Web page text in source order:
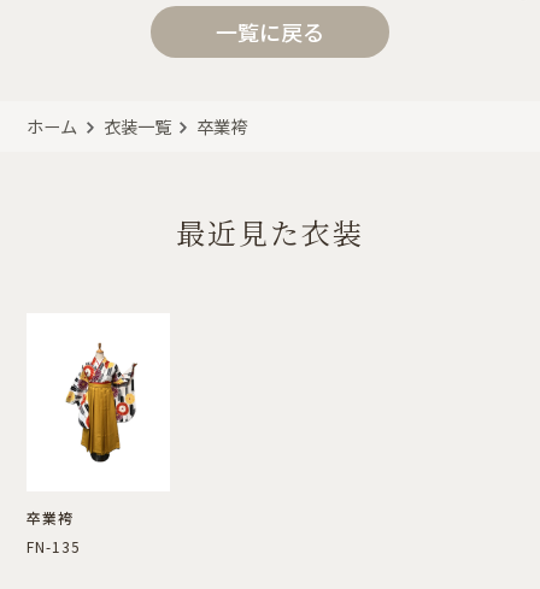
一覧に戻る
ホーム 衣装一覧 卒業袴
最近見た衣装
卒業袴
FN-135